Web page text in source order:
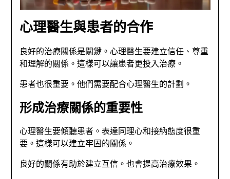
心理醫生與患者的合作
良好的治療關係是關鍵。心理醫生要建立信任、尊重
和理解的關係。這樣可以讓患者更投入治療。
患者也很重要。他們需要配合心理醫生的計劃。
形成治療關係的重要性
心理醫生要傾聽患者。表達同理心和接納態度很重
要。這樣可以建立牢固的關係。
良好的關係有助於建立互信。也會提高治療效果。